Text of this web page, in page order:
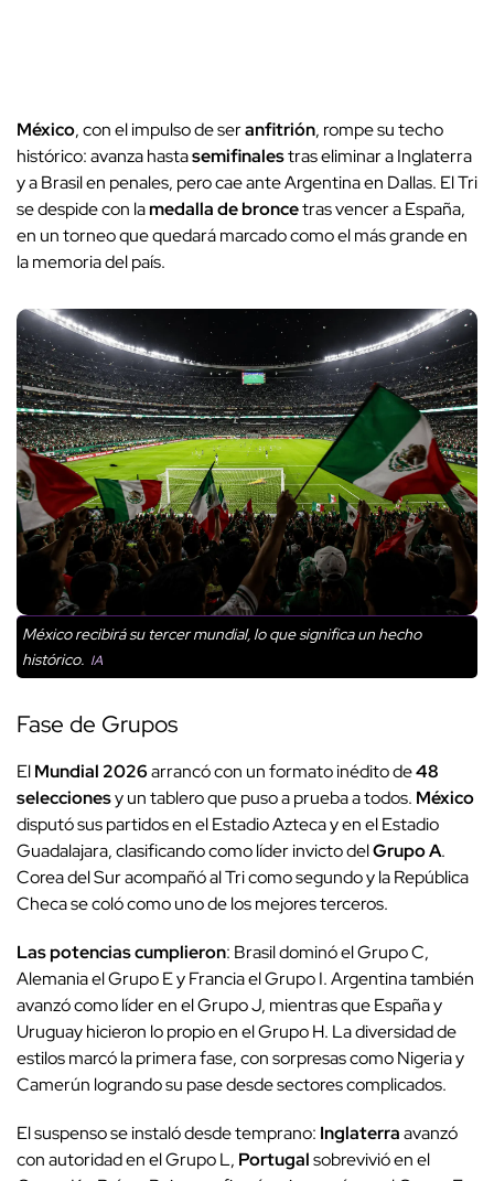
México, con el impulso de seranfitrión, rompe su techo
histórico: avanza hastasemifinalestras eliminar a Inglaterra
y a Brasil en penales, pero cae ante Argentina en Dallas. El Tri
se despide con lamedalla de broncetras vencer a España,
en un torneo que quedará marcado como el más grande en
la memoria del país.
México recibirá su tercer mundial, lo que significa un hecho
histórico. IA
Fase de Grupos
ElMundial 2026arrancó con un formato inédito de48
seleccionesy un tablero que puso a prueba a todos. México
disputó sus partidos en el Estadio Azteca y en el Estadio
Guadalajara, clasificando como líder invicto delGrupo A.
Corea del Sur acompañó al Tri como segundo y la República
Checa se coló como uno de los mejores terceros.
Las potencias cumplieron: Brasil dominó el Grupo C,
Alemania el Grupo E y Francia el Grupo I. Argentina también
avanzó como líder en el Grupo J, mientras que España y
Uruguay hicieron lo propio en el Grupo H. La diversidad de
estilos marcó la primera fase, con sorpresas como Nigeria y
Camerún logrando su pase desde sectores complicados.
El suspenso se instaló desde temprano: Inglaterraavanzó
con autoridad en el Grupo L, Portugalsobrevivió en el